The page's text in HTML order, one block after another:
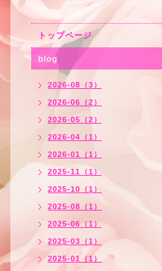
トップページ
blog
2026-08（3）
2026-06（2）
2026-05（2）
2026-04（1）
2026-01（1）
2025-11（1）
2025-10（1）
2025-08（1）
2025-06（1）
2025-03（1）
2025-01（1）